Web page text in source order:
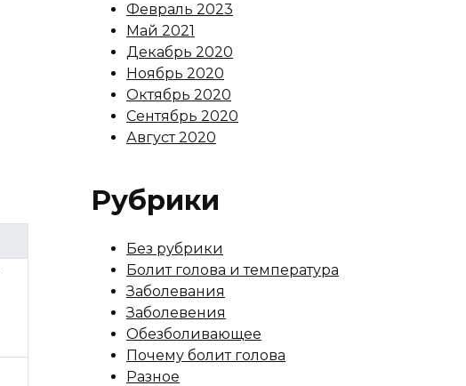
Февраль 2023
Май 2021
Декабрь 2020
Ноябрь 2020
Октябрь 2020
Сентябрь 2020
Август 2020
Рубрики
Без рубрики
Болит голова и температура
Заболевания
Заболевения
Обезболивающее
Почему болит голова
Разное